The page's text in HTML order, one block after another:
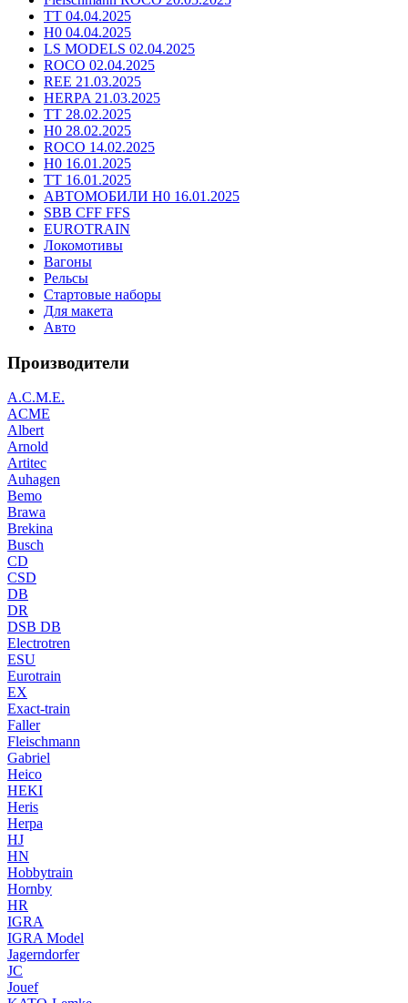
TT 04.04.2025
H0 04.04.2025
LS MODELS 02.04.2025
ROCO 02.04.2025
REE 21.03.2025
HERPA 21.03.2025
TT 28.02.2025
H0 28.02.2025
ROCO 14.02.2025
H0 16.01.2025
TT 16.01.2025
АВТОМОБИЛИ H0 16.01.2025
SBB CFF FFS
EUROTRAIN
Локомотивы
Вагоны
Рельсы
Стартовые наборы
Для макета
Авто
Производители
A.C.M.E.
ACME
Albert
Arnold
Artitec
Auhagen
Bemo
Brawa
Brekina
Busch
CD
CSD
DB
DR
DSB DB
Electrotren
ESU
Eurotrain
EX
Exact-train
Faller
Fleischmann
Gabriel
Heico
HEKI
Heris
Herpa
HJ
HN
Hobbytrain
Hornby
HR
IGRA
IGRA Model
Jagerndorfer
JC
Jouef